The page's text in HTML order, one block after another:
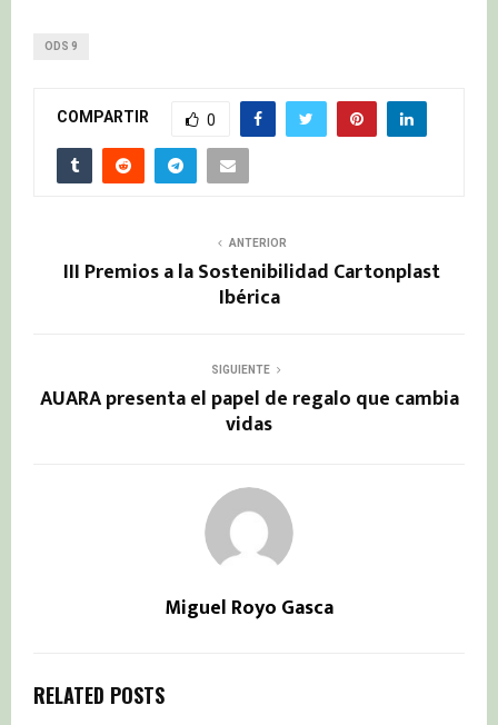
ODS 9
COMPARTIR 0
ANTERIOR
III Premios a la Sostenibilidad Cartonplast
Ibérica
SIGUIENTE
AUARA presenta el papel de regalo que cambia
vidas
Miguel Royo Gasca
RELATED POSTS